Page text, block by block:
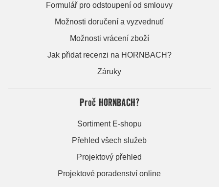
Formulář pro odstoupení od smlouvy
Možnosti doručení a vyzvednutí
Možnosti vrácení zboží
Jak přidat recenzi na HORNBACH?
Záruky
Proč HORNBACH?
Sortiment E-shopu
Přehled všech služeb
Projektový přehled
Projektové poradenství online